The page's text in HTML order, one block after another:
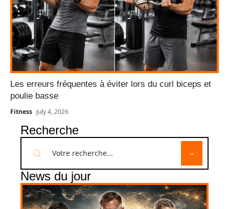
Les erreurs fréquentes à éviter lors du curl biceps et
poulie basse
Fitness July 4, 2026
Recherche
News du jour